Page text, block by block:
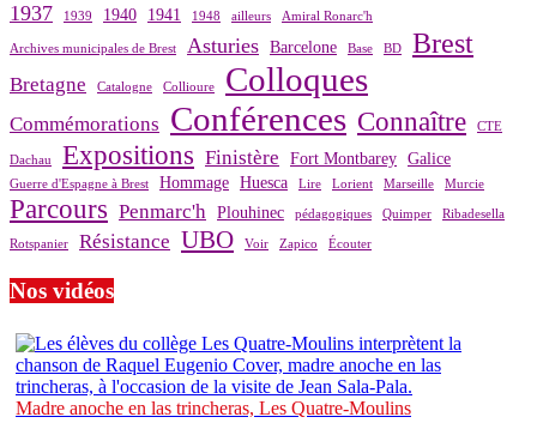
1937 1939 1940 1941 1948 ailleurs Amiral Ronarc'h
Archives municipales de Brest Asturies Barcelone Base BD Brest
Bretagne Catalogne Collioure Colloques
Commémorations Conférences Connaître CTE
Dachau Expositions Finistère Fort Montbarey Galice
Guerre d'Espagne à Brest Hommage Huesca Lire Lorient Marseille Murcie
Parcours Penmarc'h Plouhinec pédagogiques Quimper Ribadesella
Rotspanier Résistance UBO Voir Zapico Écouter
Nos vidéos
Madre anoche en las trincheras, Les Quatre-Moulins